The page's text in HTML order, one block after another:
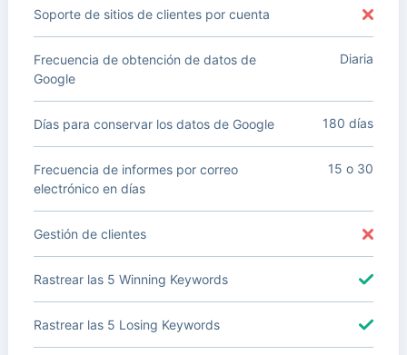
Soporte de sitios de clientes por cuenta
Frecuencia de obtención de datos de
Google
Diaria
Días para conservar los datos de Google 180 días
Frecuencia de informes por correo
electrónico en días
15 o 30
Gestión de clientes
Rastrear las 5 Winning Keywords
Rastrear las 5 Losing Keywords